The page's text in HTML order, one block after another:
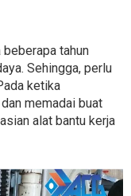
tahun
Sehingga, perlu
ketika
memadai buat
alat bantu kerja